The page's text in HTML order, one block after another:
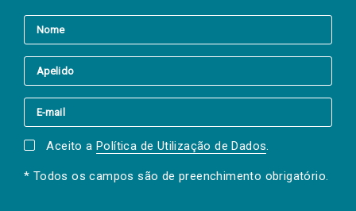
Aceito a Política de Utilização de Dados.
* Todos os campos são de preenchimento obrigatório.